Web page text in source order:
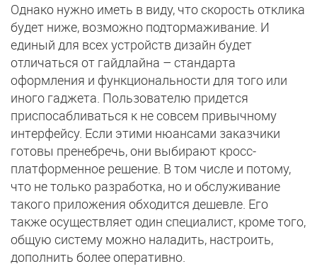
Однако нужно иметь в виду, что скорость отклика
будет ниже, возможно подтормаживание. И
единый для всех устройств дизайн будет
отличаться от гайдлайна – стандарта
оформления и функциональности для того или
иного гаджета. Пользователю придется
приспосабливаться к не совсем привычному
интерфейсу. Если этими нюансами заказчики
готовы пренебречь, они выбирают кросс-
платформенное решение. В том числе и потому,
что не только разработка, но и обслуживание
такого приложения обходится дешевле. Его
также осуществляет один специалист, кроме того,
общую систему можно наладить, настроить,
дополнить более оперативно.